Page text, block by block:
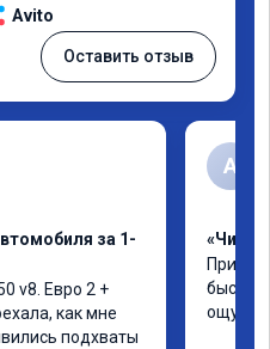
Avito
Оставить отзыв
за 1-
v8. Евро 2 +
как мне
подхваты
A
«Чип